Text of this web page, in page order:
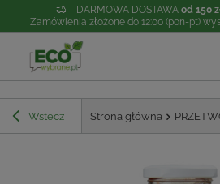
DARMOWA DOSTAWA od 150
Zamówienia złożone do 12:00 (pon-pt)
Wstecz Strona główna